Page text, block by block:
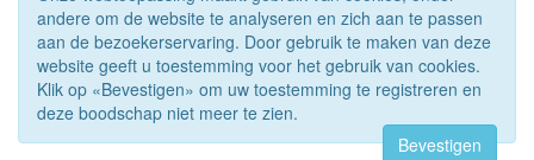
andere om de website te analyseren en zich aan te passen
aan de bezoekerservaring. Door gebruik te maken van deze
website geeft u toestemming voor het gebruik van cookies.
Klik op «Bevestigen» om uw toestemming te registreren en
deze boodschap niet meer te zien.
Bevestigen